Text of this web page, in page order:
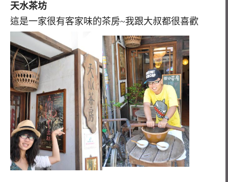
天水茶坊
這是一家很有客家味的茶房~我跟大叔都很喜歡